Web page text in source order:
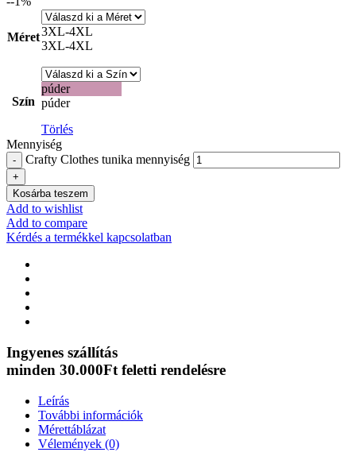
Méret3XL-4XL
3XL-4XL
Szín
púder
púder
Törlés
Mennyiség
Crafty Clothes tunika mennyiség
Kosárba teszem
Add to wishlist
Add to compare
Kérdés a termékkel kapcsolatban
Ingyenes szállítás
minden 30.000Ft feletti rendelésre
Leírás
További információk
Mérettáblázat
Vélemények (0)